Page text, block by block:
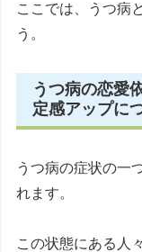
ここでは、うつ病
う。
うつ病の恋愛
定感アップに
うつ病の症状の一
れます。
この状態にある人